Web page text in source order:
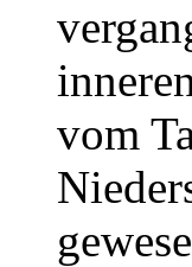
vom